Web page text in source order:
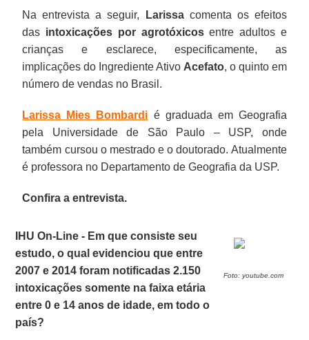
Na entrevista a seguir, Larissacomenta os efeitos
das intoxicações por agrotóxicosentre adultos e
crianças e esclarece, especificamente, as
implicações do Ingrediente Ativo Acefato, o quinto em
número de vendas no Brasil.
Larissa Mies Bombardi é graduada em Geografia
pela Universidade de São Paulo – USP, onde
também cursou o mestrado e o doutorado. Atualmente
é professora no Departamento de Geografia da USP.
Confira a entrevista.
Foto: youtube.com
IHU On-Line - Em que consiste seu
estudo, o qual evidenciou que entre
2007 e 2014 foram notificadas 2.150
intoxicações somente na faixa etária
entre 0 e 14 anos de idade, em todo o
país?